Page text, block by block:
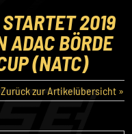
2019
ADAC BÖRDE
(NATC)
Zurück zur Artikelübersicht »